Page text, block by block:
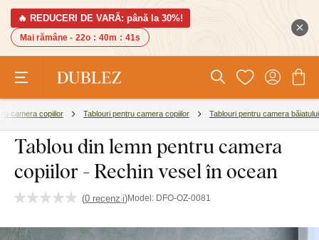
🔥 REDUCERI DE VARĂ: până la 30%!
Mai rămâne - 22o : 40m : 40s
camera copiilor Tablouri pentru camera copiilor Tablouri pentru camera băiatului
Tablou din lemn pentru camera
copiilor - Rechin vesel în ocean
(0 recenzii)Model: DFO-OZ-0081